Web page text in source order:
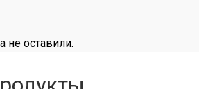
не оставили.